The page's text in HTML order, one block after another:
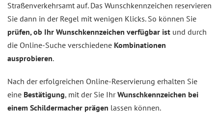
Straßenverkehrsamt auf. Das Wunschkennzeichen reservieren
Sie dann in der Regel mit wenigen Klicks. So können Sie
prüfen, ob Ihr Wunschkennzeichen verfügbar ist und durch
die Online-Suche verschiedene Kombinationen
ausprobieren.
Nach der erfolgreichen Online-Reservierung erhalten Sie
eine Bestätigung, mit der Sie IhrWunschkennzeichen bei
einem Schildermacher prägen lassen können.